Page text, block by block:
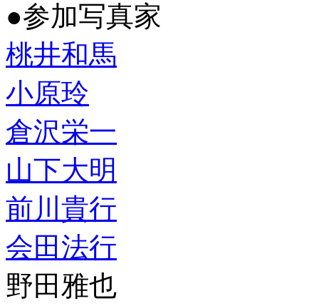
●参加写真家
桃井和馬
小原玲
倉沢栄一
山下大明
前川貴行
会田法行
野田雅也